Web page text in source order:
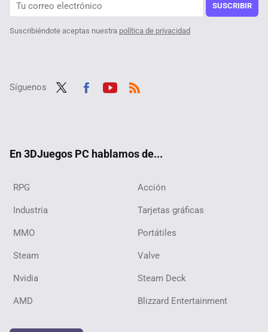
SUSCRIBIR
Suscribiéndote aceptas nuestra política de privacidad
Síguenos
En 3DJuegos PC hablamos de...
RPG Acción
Industria Tarjetas gráficas
MMO Portátiles
Steam Valve
Nvidia Steam Deck
AMD Blizzard Entertainment